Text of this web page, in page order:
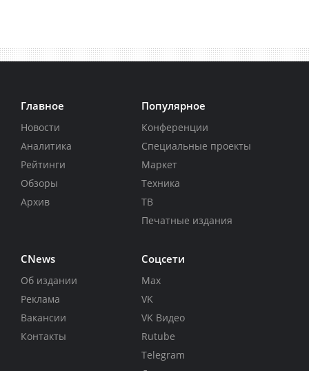
Главное
Новости
Аналитика
Рейтинги
Обзоры
Архив
Популярное
Конференции
Специальные проекты
Маркет
Техника
ТВ
Печатные издания
CNews
Об издании
Реклама
Вакансии
Контакты
Соцсети
Max
VK
VK Видео
Rutube
Telegram